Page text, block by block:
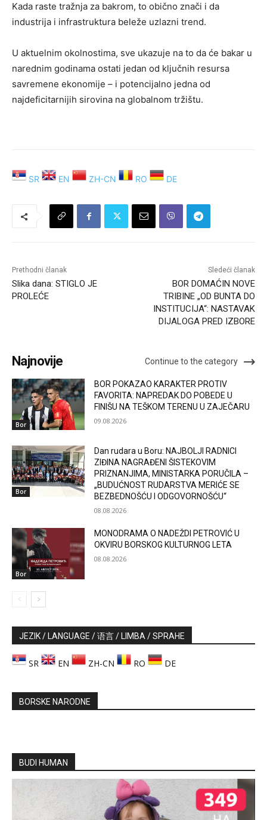
Kada raste tražnja za bakrom, to obično znači i da
industrija i infrastruktura beleže uzlazni trend.
U aktuelnim okolnostima, sve ukazuje na to da će bakar u
narednim godinama ostati jedan od ključnih resursa
savremene ekonomije – i potencijalno jedna od
najdeficitarnijih sirovina na globalnom tržištu.
SR EN ZH-CN RO DE
Prethodni članak
Slika dana: STIGLO JE
PROLEĆE
Sledeći članak
BOR DOMAĆIN NOVE
TRIBINE „OD BUNTA DO
INSTITUCIJA“: NASTAVAK
DIJALOGA PRED IZBORE
Najnovije Continue to the category
Bor
BOR POKAZAO KARAKTER PROTIV
FAVORITA: NAPREDAK DO POBEDE U
FINIŠU NA TEŠKOM TERENU U ZAJEČARU
09.08.2026
Bor
Dan rudara u Boru: NAJBOLJI RADNICI
ZIĐINA NAGRAĐENI ŠISTEKOVIM
PRIZNANJIMA, MINISTARKA PORUČILA –
„BUDUĆNOST RUDARSTVA MERIĆE SE
BEZBEDNOŠĆU I ODGOVORNOŠĆU“
08.08.2026
Bor
MONODRAMA O NADEŽDI PETROVIĆ U
OKVIRU BORSKOG KULTURNOG LETA
08.08.2026
JEZIK / LANGUAGE / 语言 / LIMBA / SPRAHE
SR EN ZH-CN RO DE
BORSKE NARODNE
BUDI HUMAN